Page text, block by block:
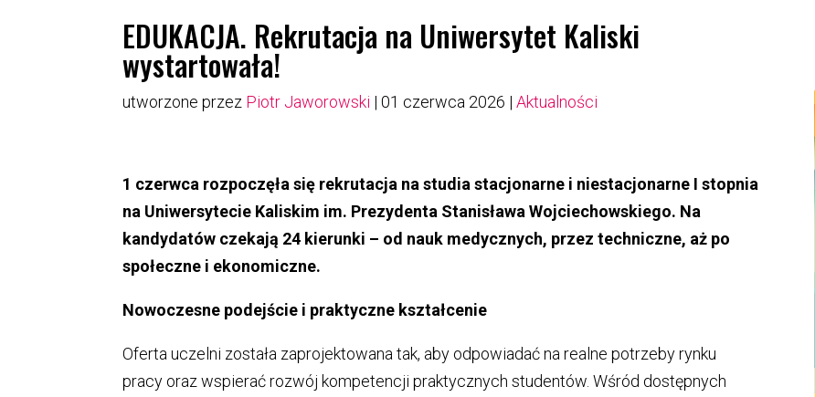
EDUKACJA. Rekrutacja na Uniwersytet Kaliski
wystartowała!
utworzone przez Piotr Jaworowski |01 czerwca 2026 |Aktualności
1 czerwca rozpoczęła się rekrutacja na studia stacjonarne i niestacjonarne I stopnia
na Uniwersytecie Kaliskim im. Prezydenta Stanisława Wojciechowskiego. Na
kandydatów czekają 24 kierunki – od nauk medycznych, przez techniczne, aż po
społeczne i ekonomiczne.
Nowoczesne podejście i praktyczne kształcenie
Oferta uczelni została zaprojektowana tak, aby odpowiadać na realne potrzeby rynku
pracy oraz wspierać rozwój kompetencji praktycznych studentów. Wśród dostępnych